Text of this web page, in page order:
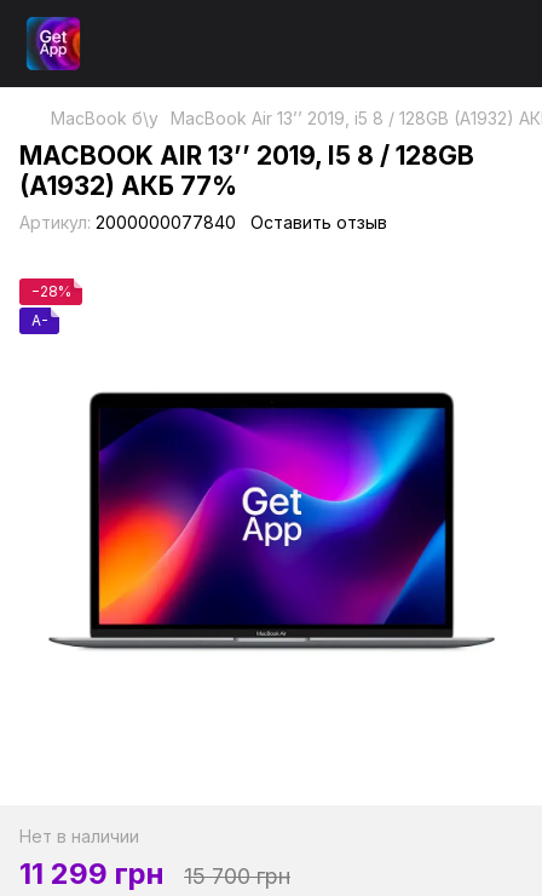
MacBook б\у MacBook Air 13’’ 2019, i5 8 / 128GB (A1932)
MACBOOK AIR 13’’ 2019, I5 8 / 128GB
(A1932) АКБ 77%
Артикул: 2000000077840 Оставить отзыв
−28%
A-
Нет в наличии
11 299 грн 15 700 грн